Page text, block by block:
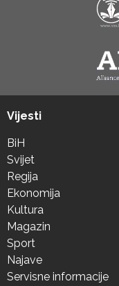
Vijesti
BiH
Svijet
Regija
Ekonomija
Kultura
Magazin
Sport
Najave
Servisne informacije